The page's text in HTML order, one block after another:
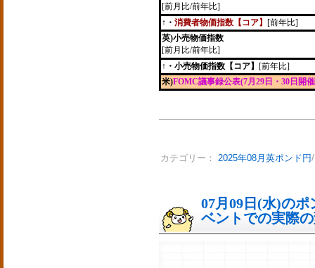
[前月比/前年比]
↑・ 消費者物価指数【コア】 [前年比]
英)小売物価指数
[前月比/前年比]
↑・小売物価指数【コア】 [前年比]
米)FOMC議事録公表(7月29日・30日開
カテゴリー： 2025年08月英ポンド円
07月09日(水)の
ベントでの実際